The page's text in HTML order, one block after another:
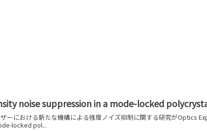
noise suppression in a mode-locked
ーにおける新たな機構による強度ノイズ抑制に関する研究がOptics
locked pol...